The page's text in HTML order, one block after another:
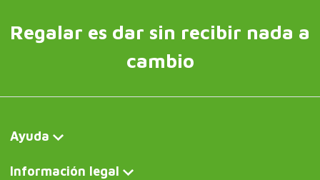
Regalar es dar sin recibir nada a
cambio
Ayuda
Información legal